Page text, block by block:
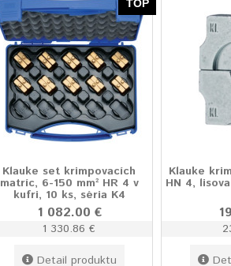
TOP
Klauke set krimpovacích
matríc, 6-150 mm² HR 4 v
kufri, 10 ks, séria K4
1 082.00 €
1 330.86 €
Detail produktu
Klauke
HN 4,